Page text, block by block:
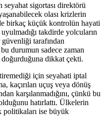
sigortası direktörü
olası krizlerin
birkaç küçük kontrolün hayati
takdirde yolcuların
tarafından
durumun sadece zaman
dikkat çekti.
için seyahati iptal
kaçırılan uçuş veya dönüş
karşılanmadığını, çünkü bu
hatırlattı. Ülkelerin
politikaları ise büyük